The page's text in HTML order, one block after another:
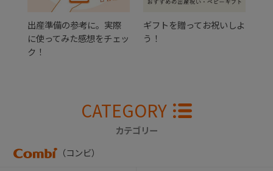
出産準備の参考に。実際
に使ってみた感想をチェッ
ク！
ギフトを贈ってお祝いしよ
う！
CATEGORY
カテゴリー
（コンビ）